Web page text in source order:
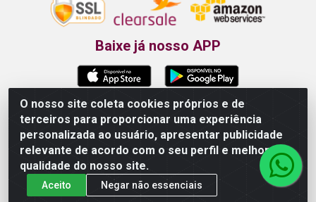
O nosso site coleta cookies próprios e de
terceiros para proporcionar uma experiência
personalizada ao usuário, apresentar publicidade
relevante de acordo com o seu perfil e melhorar a
qualidade do nosso site.
Aceito
Negar não essenciais
Baixe já nosso APP
Propão - Rua Armando da Fonte, 91 - Maurício de Nassau -
Caruaru/PE - CEP 55012-025 - CNPJ 24.407.389/0001-52